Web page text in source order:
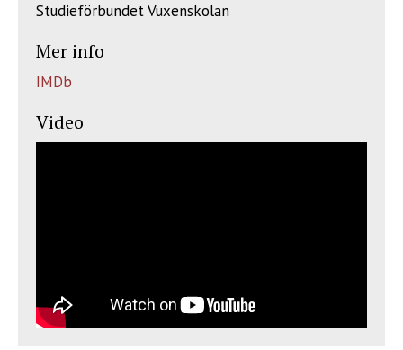
Studieförbundet Vuxenskolan
Mer info
IMDb
Video